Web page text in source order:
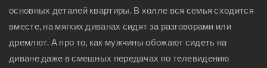
основных деталей квартиры. В холле вся семья сходится
вместе, на мягких диванах сидят за разговорами или
дремлют. А про то, как мужчины обожают сидеть на
диване даже в смешных передачах по телевидению